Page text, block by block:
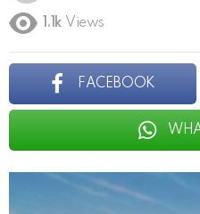
1.1k Views
FACEBOOK